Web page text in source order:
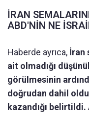
İRAN
ABD'NİN NE
Haberde ayrıca, İran
ait olmadığı
görülmesinin
doğrudan dahil
kazandığı belirtildi.